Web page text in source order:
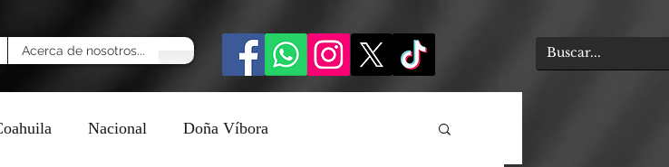
Acerca de nosotros...
Nacional Doña Víbora